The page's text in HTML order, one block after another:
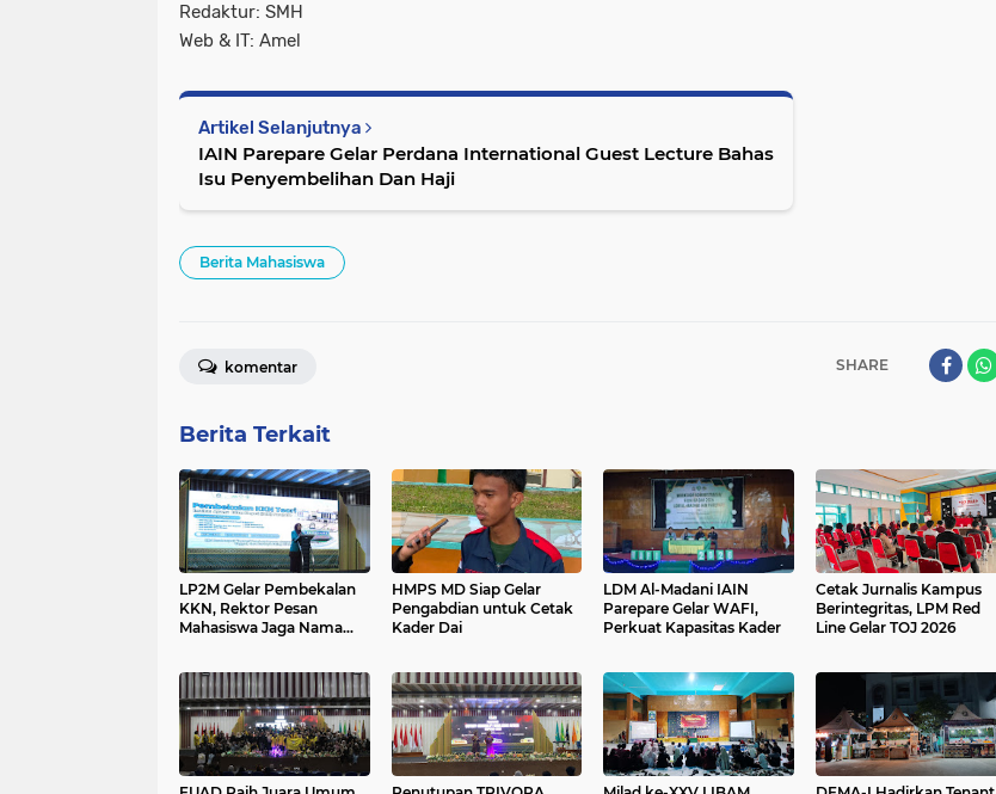
Redaktur: SMH
Web & IT: Amel
Artikel Selanjutnya
IAIN Parepare Gelar Perdana International Guest Lecture Bahas
Isu Penyembelihan Dan Haji
Berita Mahasiswa
SHARE
komentar
Berita Terkait
LP2M Gelar Pembekalan
KKN, Rektor Pesan
Mahasiswa Jaga Nama
HMPS MD Siap Gelar
Pengabdian untuk Cetak
Kader Dai
LDM Al-Madani IAIN
Parepare Gelar WAFI,
Perkuat Kapasitas Kader
Cetak Jurnalis Kampus
Berintegritas, LPM Red
Line Gelar TOJ 2026